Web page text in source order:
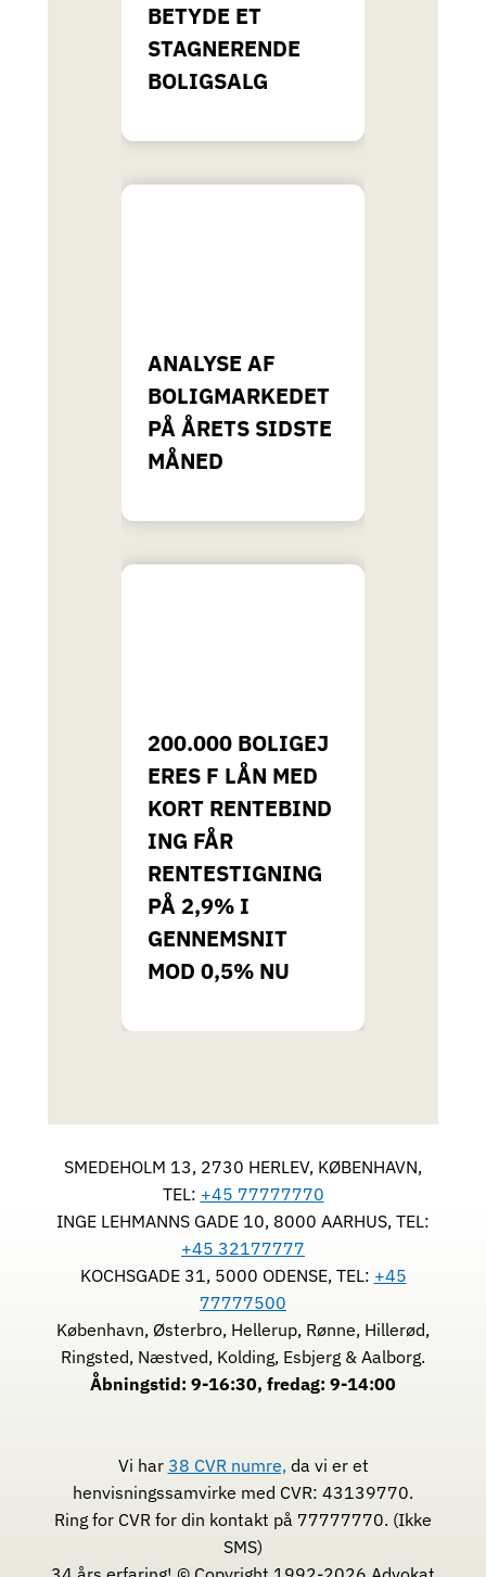
BETYDE ET
STAGNERENDE
BOLIGSALG
ANALYSE AF
BOLIGMARKEDET
PÅ ÅRETS SIDSTE
MÅNED
200.000 BOLIGEJ
ERES F LÅN MED
KORT RENTEBIND
ING FÅR
RENTESTIGNING
PÅ 2,9% I
GENNEMSNIT
MOD 0,5% NU
SMEDEHOLM 13, 2730 HERLEV, KØBENHAVN,
TEL: +45 77777770
INGE LEHMANNS GADE 10, 8000 AARHUS, TEL:
+45 32177777
KOCHSGADE 31, 5000 ODENSE, TEL: +45
77777500
København, Østerbro, Hellerup, Rønne, Hillerød,
Ringsted, Næstved, Kolding, Esbjerg & Aalborg.
Åbningstid: 9-16:30, fredag: 9-14:00
Vi har 38 CVR numre,da vi er et
henvisningssamvirke med CVR: 43139770.
Ring for CVR for din kontakt på 77777770. (Ikke
SMS)